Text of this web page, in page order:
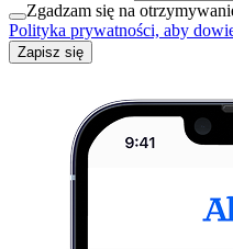
Zgadzam się na
Polityka prywatności, aby
Zapisz się